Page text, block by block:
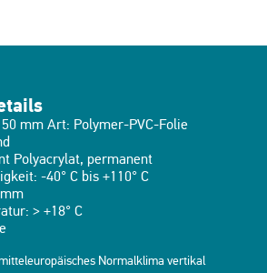
mm Art: Polymer-PVC-Folie
Polyacrylat, permanent
-40° C bis +110° C
> +18° C
Normalklima vertikal